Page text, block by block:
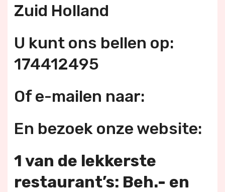
Zuid Holland
U kunt ons bellen op:
174412495
Of e-mailen naar:
En bezoek onze website:
1 van de lekkerste
restaurant’s: Beh.- en